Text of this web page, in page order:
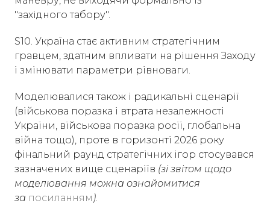
"західного табору".
S10. Україна стає активним стратегічним
гравцем, здатним впливати на рішення Заходу
і змінювати параметри рівноваги.
Моделювалися також і радикальні сценарії
(військова поразка і втрата незалежності
України, військова поразка росії, глобальна
війна тощо), проте в горизонті 2026 року
фінальний раунд стратегічних ігор стосувався
зазначених вище сценаріїв (зі звітом щодо
моделювання можна ознайомитися
за посиланням ).